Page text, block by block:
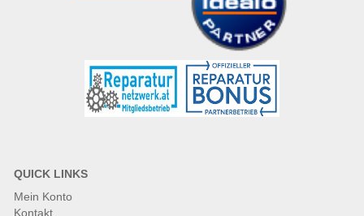
QUICK LINKS
Mein Konto
Kontakt